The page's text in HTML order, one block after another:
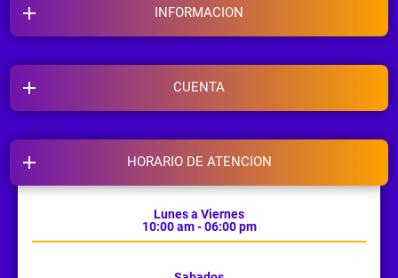
INFORMACION
HORARIO DE ATENCION
Lunes a Viernes
10:00 am - 06:00 pm
CUENTA